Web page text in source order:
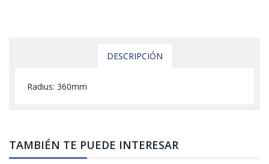
DESCRIPCIÓN
Radius: 360mm
TAMBIÉN TE PUEDE INTERESAR